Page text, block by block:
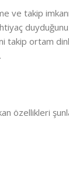
ve takip imkanı
takip ortam
özellikleri